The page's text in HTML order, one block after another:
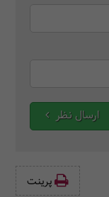
ارسال نظر
پرینت‌